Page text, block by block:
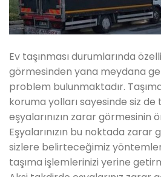
Ev taşınması durumlarında
görmesinden yana meydana
problem bulunmaktadır.
koruma yolları sayesinde siz de
eşyalarınızın zarar görmesinin
Eşyalarınızın bu noktada zarar
sizlere belirteceğimiz
taşıma işlemlerinizi yerine